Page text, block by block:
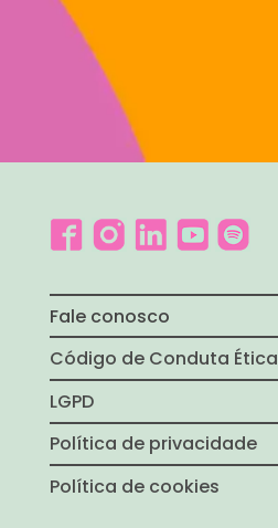
Fale conosco
Código de Conduta Ética
LGPD
Política de privacidade
Política de cookies